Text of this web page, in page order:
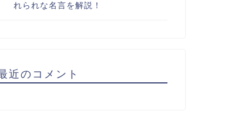
れられな名言を解説！
近のコメント